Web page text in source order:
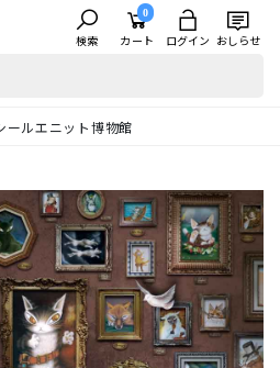
検索
0
カート ログイン おしらせ
ールエニット博物館